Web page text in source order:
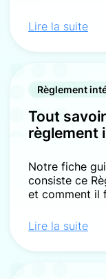
Lire la suite
Règlement
Tout
règlement
Notre fiche
consiste ce
et comment il
Lire la suite